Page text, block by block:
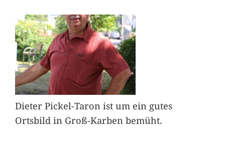
Dieter Pickel-Taron ist um ein gutes
Ortsbild in Groß-Karben bemüht.